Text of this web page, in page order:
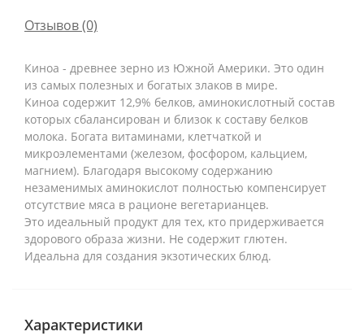
Отзывов (0)
Киноа - древнее зерно из Южной Америки. Это один
из самых полезных и богатых злаков в мире.
Киноа содержит 12,9% белков, аминокислотный состав
которых сбалансирован и близок к составу белков
молока. Богата витаминами, клетчаткой и
микроэлементами (железом, фосфором, кальцием,
магнием). Благодаря высокому содержанию
незаменимых аминокислот полностью компенсирует
отсутствие мяса в рационе вегетарианцев.
Это идеальный продукт для тех, кто придерживается
здорового образа жизни. Не содержит глютен.
Идеальна для создания экзотических блюд.
Характеристики